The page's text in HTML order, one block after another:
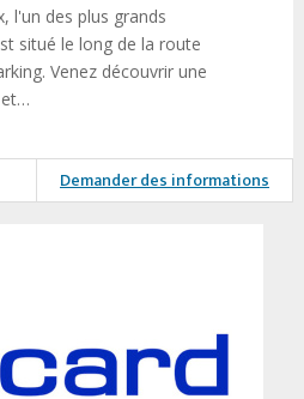
l'un des plus grands
situé le long de la route
Venez découvrir une
Demander des informations